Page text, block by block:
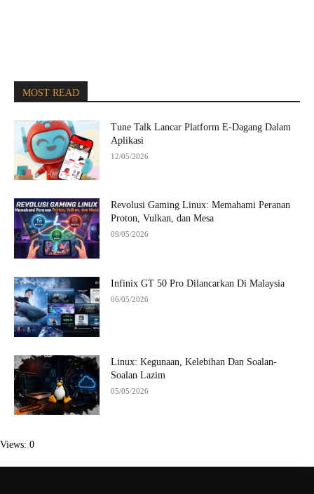
MOST READ
Tune Talk Lancar Platform E-Dagang Dalam
Aplikasi
12/05/2026
Revolusi Gaming Linux: Memahami Peranan
Proton, Vulkan, dan Mesa
09/05/2026
Infinix GT 50 Pro Dilancarkan Di Malaysia
06/05/2026
Linux: Kegunaan, Kelebihan Dan Soalan-
Soalan Lazim
05/05/2026
Views: 0